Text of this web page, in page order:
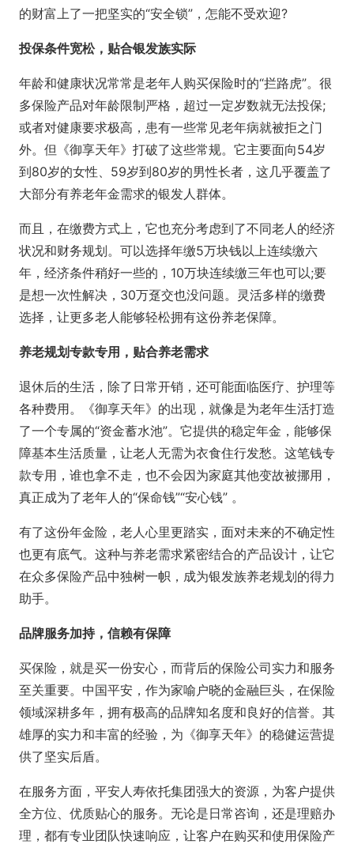
的财富上了一把坚实的“安全锁”，怎能不受欢迎?
投保条件宽松，贴合银发族实际
年龄和健康状况常常是老年人购买保险时的“拦路虎”。很
多保险产品对年龄限制严格，超过一定岁数就无法投保;
或者对健康要求极高，患有一些常见老年病就被拒之门
外。但《御享天年》打破了这些常规。它主要面向54岁
到80岁的女性、59岁到80岁的男性长者，这几乎覆盖了
大部分有养老年金需求的银发人群体。
而且，在缴费方式上，它也充分考虑到了不同老人的经济
状况和财务规划。可以选择年缴5万块钱以上连续缴六
年，经济条件稍好一些的，10万块连续缴三年也可以;要
是想一次性解决，30万趸交也没问题。灵活多样的缴费
选择，让更多老人能够轻松拥有这份养老保障。
养老规划专款专用，贴合养老需求
退休后的生活，除了日常开销，还可能面临医疗、护理等
各种费用。《御享天年》的出现，就像是为老年生活打造
了一个专属的“资金蓄水池”。它提供的稳定年金，能够保
障基本生活质量，让老人无需为衣食住行发愁。这笔钱专
款专用，谁也拿不走，也不会因为家庭其他变故被挪用，
真正成为了老年人的“保命钱”“安心钱” 。
有了这份年金险，老人心里更踏实，面对未来的不确定性
也更有底气。这种与养老需求紧密结合的产品设计，让它
在众多保险产品中独树一帜，成为银发族养老规划的得力
助手。
品牌服务加持，信赖有保障
买保险，就是买一份安心，而背后的保险公司实力和服务
至关重要。中国平安，作为家喻户晓的金融巨头，在保险
领域深耕多年，拥有极高的品牌知名度和良好的信誉。其
雄厚的实力和丰富的经验，为《御享天年》的稳健运营提
供了坚实后盾。
在服务方面，平安人寿依托集团强大的资源，为客户提供
全方位、优质贴心的服务。无论是日常咨询，还是理赔办
理，都有专业团队快速响应，让客户在购买和使用保险产